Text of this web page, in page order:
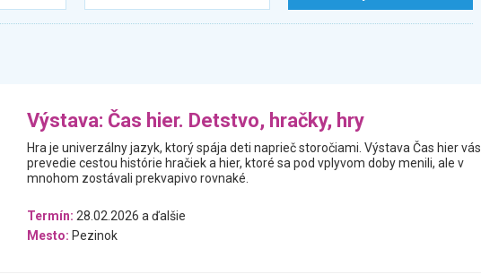
Výstava: Čas hier. Detstvo, hračky, hry
Hra je univerzálny jazyk, ktorý spája deti naprieč storočiami. Výstava Čas hier vás
prevedie cestou histórie hračiek a hier, ktoré sa pod vplyvom doby menili, ale v
mnohom zostávali prekvapivo rovnaké.
Termín: 28.02.2026 a ďalšie
Mesto: Pezinok